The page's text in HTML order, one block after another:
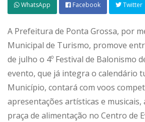
WhatsApp Facebook Twitter
A Prefeitura de Ponta Grossa, por
Municipal de Turismo, promove
de julho o 4º Festival de Balonismo
evento, que já integra o calendário
Município, contará com voos
apresentações artísticas e musicais,
praça de alimentação no Centro de